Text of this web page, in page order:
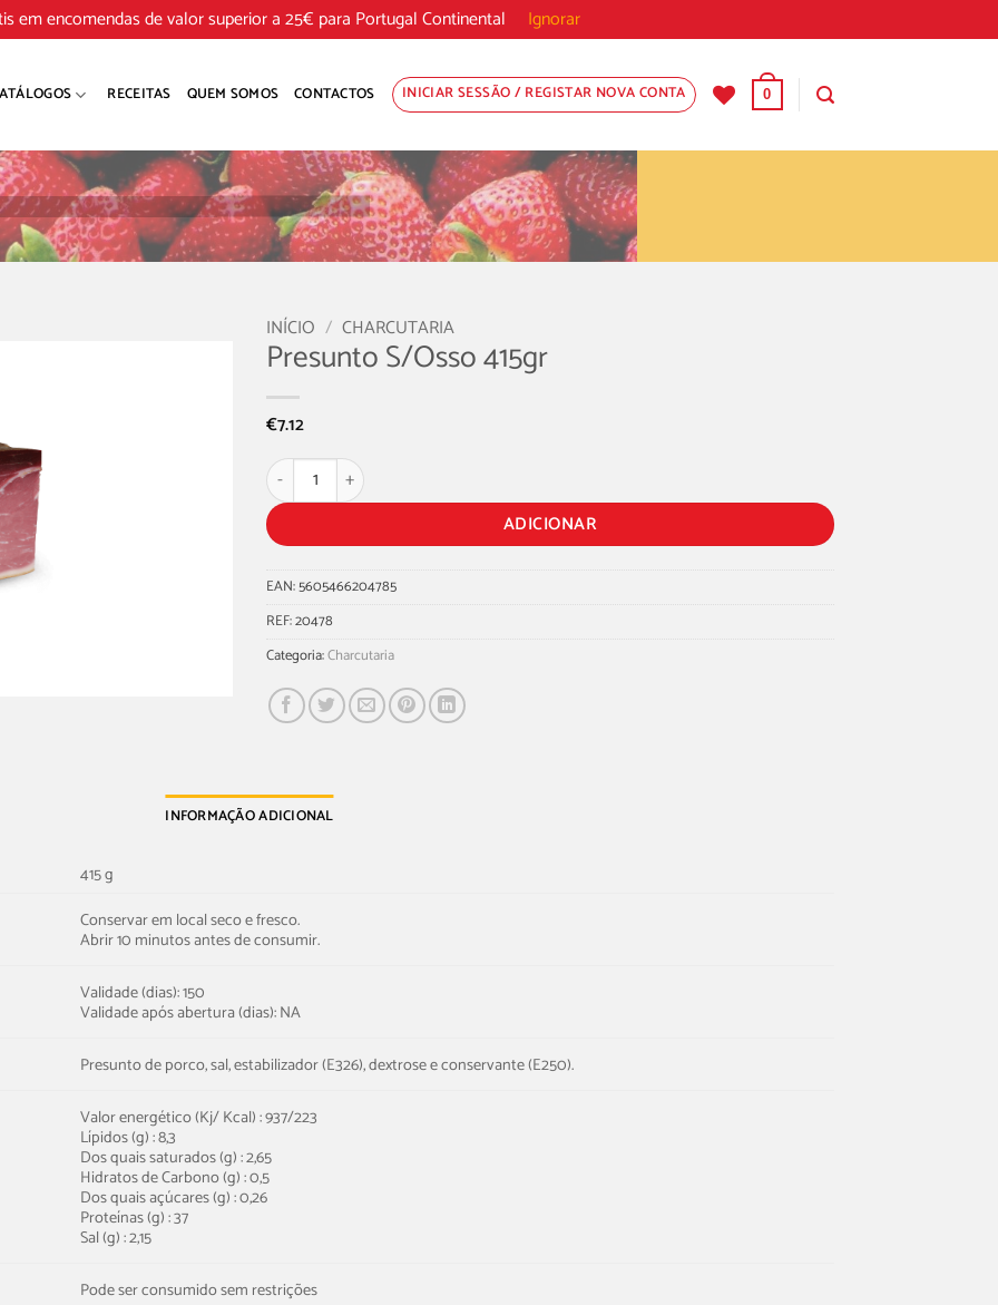
em encomendas de valor superior a 25€ para Portugal Continental Ignorar
RECEITAS QUEM SOMOS CONTACTOS INICIAR SESSÃO / REGISTAR NOVA CONTA 0
INÍCIO / CHARCUTARIA
Presunto S/Osso 415gr
€7.12
Quantidade de Presunto S/Osso 415gr
ADICIONAR
EAN:5605466204785
REF:20478
Categoria:Charcutaria
INFORMAÇÃO ADICIONAL
415 g
Conservar em local seco e fresco.
Abrir 10 minutos antes de consumir.
Validade (dias): 150
Validade após abertura (dias): NA
Presunto de porco, sal, estabilizador (E326), dextrose e conservante (E250).
Valor energético (Kj/ Kcal) : 937/223
Lípidos (g) : 8,3
Dos quais saturados (g) : 2,65
Hidratos de Carbono (g) : 0,5
Dos quais açúcares (g) : 0,26
Proteínas (g) : 37
Sal (g) : 2,15
Pode ser consumido sem restrições